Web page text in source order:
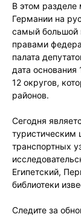
В этом разделе
Германии на
самый большой
правами
палата
дата
12 округов,
районов.
Сегодня
туристическим
транспортных
Египетский,
библиотеки
Следите за